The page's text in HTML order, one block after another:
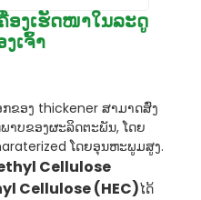
ຄື່ອງເຮັດໜາໃນລະດູ
ເຈົ້າ
ກຂອງ thickener ສາມາດສົ່ງ
າບຂອງຜະລິດຕະພັນ, ໂດຍ
ໂດຍອຸນຫະພູມສູງ.
Cellulose
Cellulose (HEC)ໄດ້